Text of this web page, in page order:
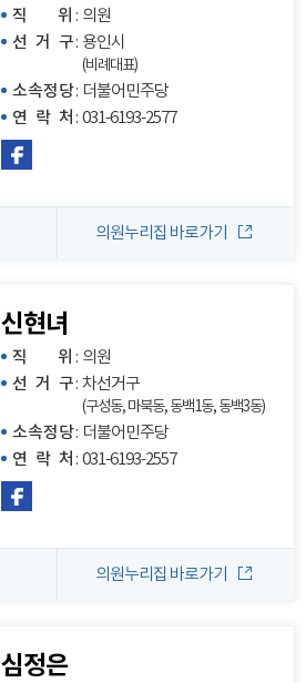
직 위
: 의원
선 거 구: 용인시
(비례대표)
소속정당: 더불어민주당
연 락 처 : 031-6193-2577
의원누리집 바로가기
신현녀
직 위
: 의원
선 거 구: 차선거구
(구성동, 마북동, 동백1동, 동백3동)
소속정당: 더불어민주당
연 락 처 : 031-6193-2557
의원누리집 바로가기
심정은